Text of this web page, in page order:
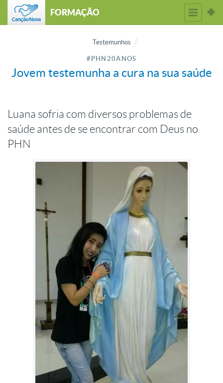
FORMAÇÃO
Testemunhos
#PHN20ANOS
Jovem testemunha a cura na sua saúde
Luana sofria com diversos problemas de
saúde antes de se encontrar com Deus no
PHN